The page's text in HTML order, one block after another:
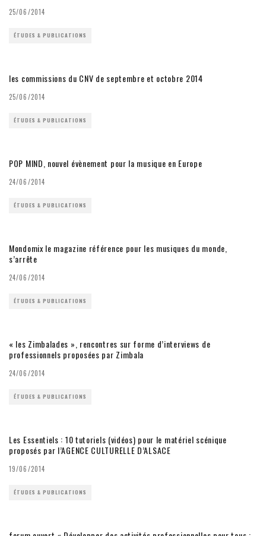
25/06/2014
ÉTUDES & PUBLICATIONS
les commissions du CNV de septembre et octobre 2014
25/06/2014
ÉTUDES & PUBLICATIONS
POP MIND, nouvel évènement pour la musique en Europe
24/06/2014
ÉTUDES & PUBLICATIONS
Mondomix le magazine référence pour les musiques du monde,
s’arrête
24/06/2014
ÉTUDES & PUBLICATIONS
« les Zimbalades », rencontres sur forme d’interviews de
professionnels proposées par Zimbala
24/06/2014
ÉTUDES & PUBLICATIONS
Les Essentiels : 10 tutoriels (vidéos) pour le matériel scénique
proposés par l’AGENCE CULTURELLE D’ALSACE
19/06/2014
ÉTUDES & PUBLICATIONS